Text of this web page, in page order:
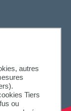
autres
Tiers
ou